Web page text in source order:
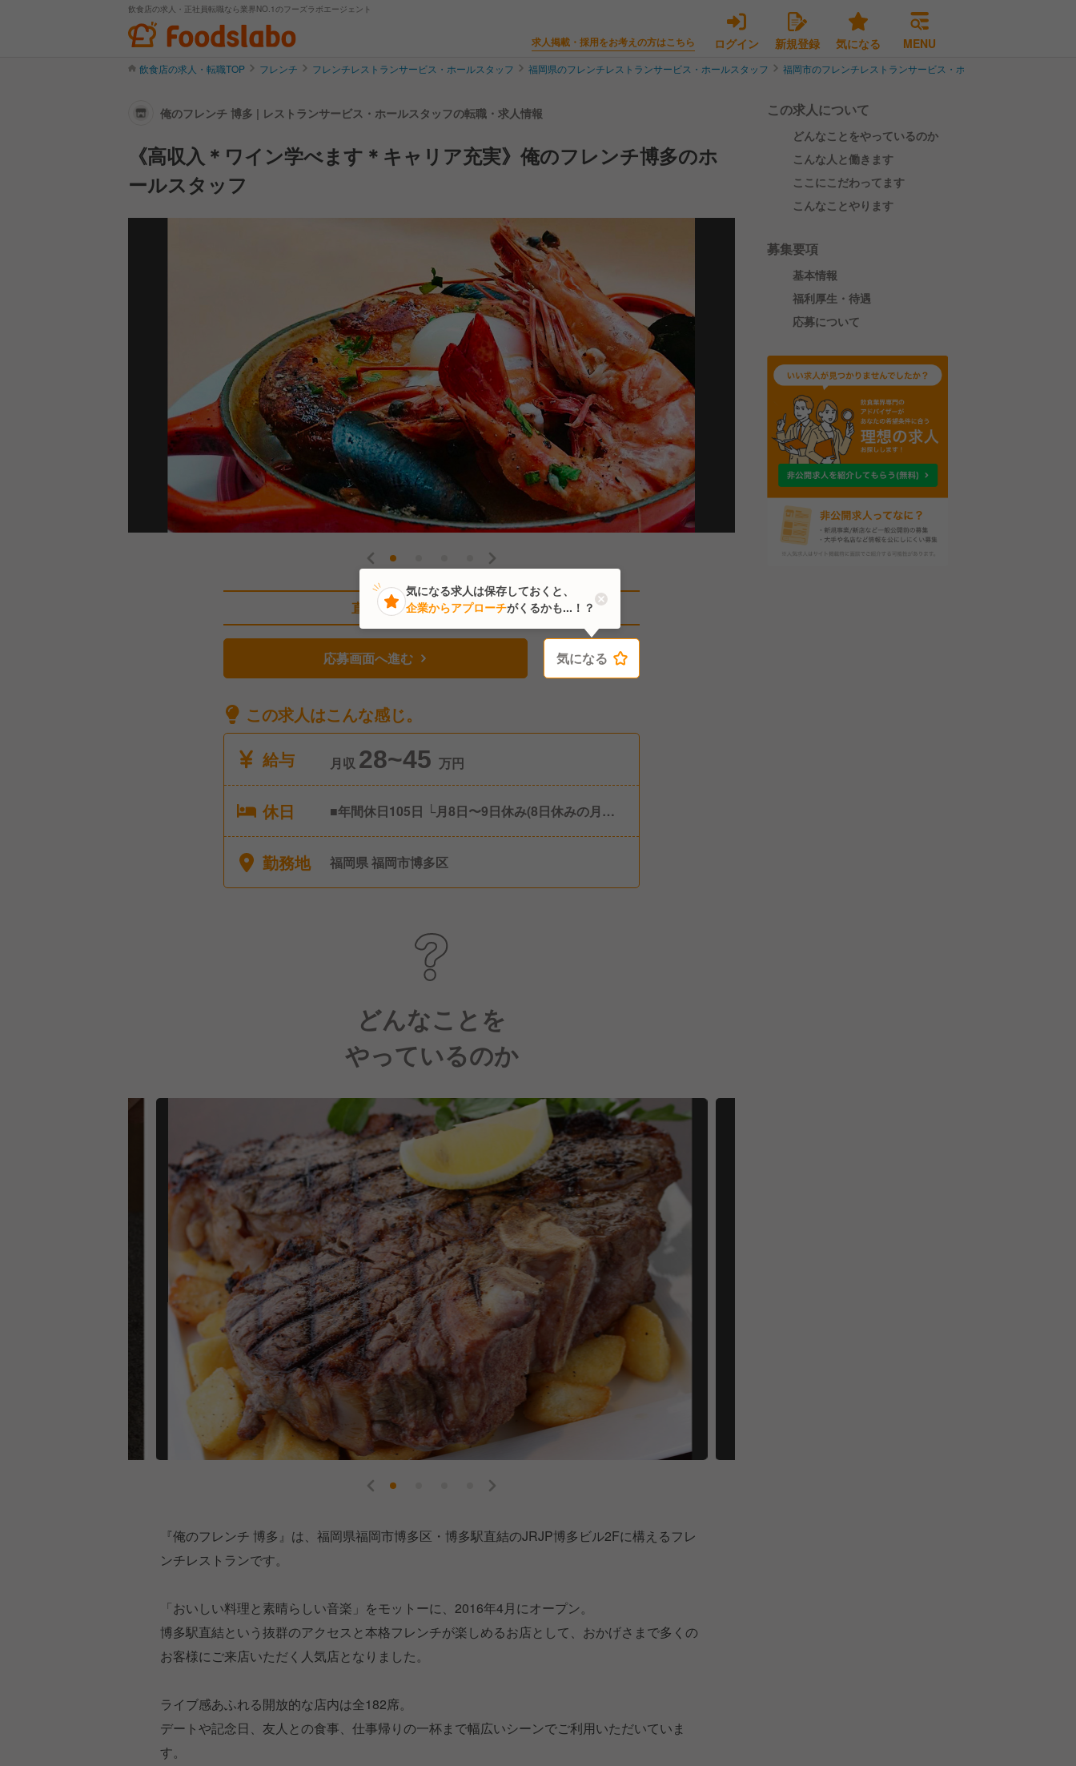
飲食店の求人・正社員転職なら業界NO.1のフーズラボエージェント
求人掲載・採用をお考えの方はこちら ログイン 新規登録 気になる MENU
飲食店の求人・転職TOP フレンチ フレンチレストランサービス・ホールスタッフ 福岡県のフレンチレストランサービス・ホールスタッフ 福岡市のフレンチレストランサービス・ホールスタッフ
俺のフレンチ 博多 | レストランサービス・ホールスタッフの転職・求人情報
《高収入＊ワイン学べます＊キャリア充実》俺のフレンチ博多のホ
ールスタッフ
直近3人がこの求人を検討中
応募画面へ進む 気になる
この求人はこんな感じ。
給与
月収 28~45 万円
休日
■年間休日105日 └月8日〜9日休み(8日休みの月と9
休・育休 ■結婚休暇 ■特別休暇 L配偶者が出産する
とき L本人の父・母・子の葬儀
勤務地 福岡県 福岡市博多区
どんなことを
やっているのか
『俺のフレンチ 博多』は、福岡県福岡市博多区・博多駅直結のJRJP博多ビル2Fに構えるフレ
ンチレストランです。
「おいしい料理と素晴らしい音楽」をモットーに、2016年4月にオープン。
博多駅直結という抜群のアクセスと本格フレンチが楽しめるお店として、おかげさまで多くの
お客様にご来店いただく人気店となりました。
ライブ感あふれる開放的な店内は全182席。
デートや記念日、友人との食事、仕事帰りの一杯まで幅広いシーンでご利用いただいていま
す。
この求人について
どんなことをやっているのか
こんな人と働きます
ここにこだわってます
こんなことやります
募集要項
基本情報
福利厚生・待遇
応募について
気になる
気になる求人は保存しておくと、
企業からアプローチがくるかも...！？